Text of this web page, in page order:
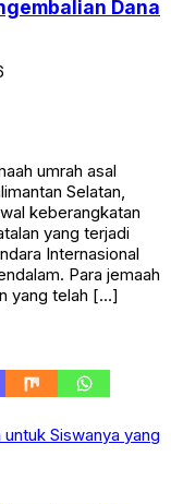
Dana
umrah asal
Selatan,
keberangkatan
yang terjadi
Internasional
Para jemaah
yang telah […]